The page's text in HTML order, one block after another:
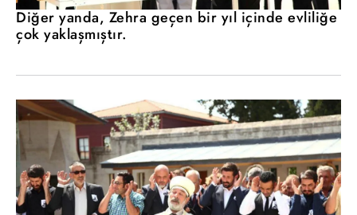
Diğer yanda, Zehra geçen bir yıl içinde evliliğe
çok yaklaşmıştır.